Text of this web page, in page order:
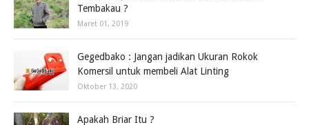
Tembakau ?
Maret 01, 2019
Gegedbako : Jangan jadikan Ukuran Rokok
Komersil untuk membeli Alat Linting
Oktober 13, 2020
Apakah Briar Itu ?